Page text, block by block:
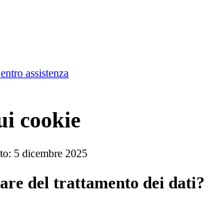
assistenza
cookie
5 dicembre 2025
del trattamento dei dati?